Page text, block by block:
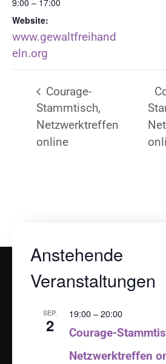
Website:
www.gewaltfreihand
eln.org
Courage-
Stammtisch,
Netzwerktreffen
online
Anstehende
Veranstaltungen
SEP.
2
19:00–20:00
Courage-
Netzwerktreffen